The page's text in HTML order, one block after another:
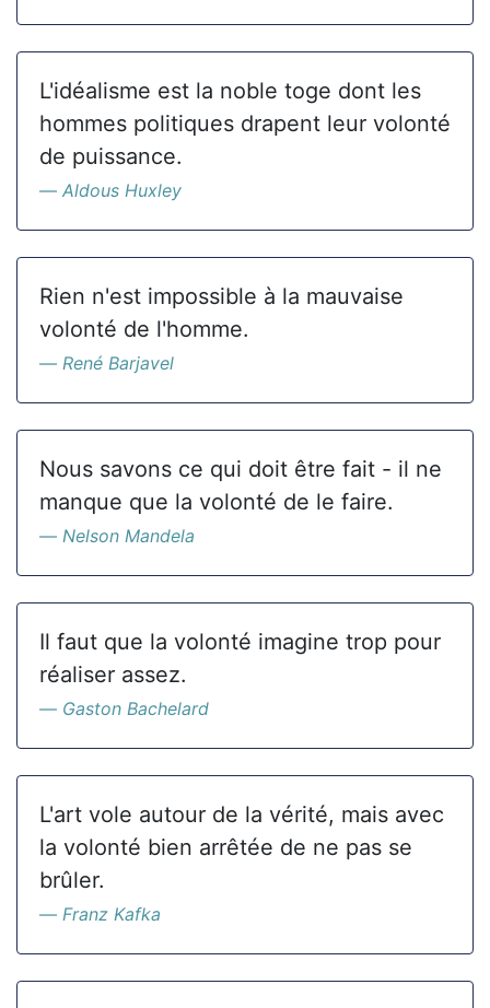
L'idéalisme est la noble toge dont les
hommes politiques drapent leur volonté
de puissance.
Aldous Huxley
Rien n'est impossible à la mauvaise
volonté de l'homme.
René Barjavel
Nous savons ce qui doit être fait - il ne
manque que la volonté de le faire.
Nelson Mandela
Il faut que la volonté imagine trop pour
réaliser assez.
Gaston Bachelard
L'art vole autour de la vérité, mais avec
la volonté bien arrêtée de ne pas se
brûler.
Franz Kafka